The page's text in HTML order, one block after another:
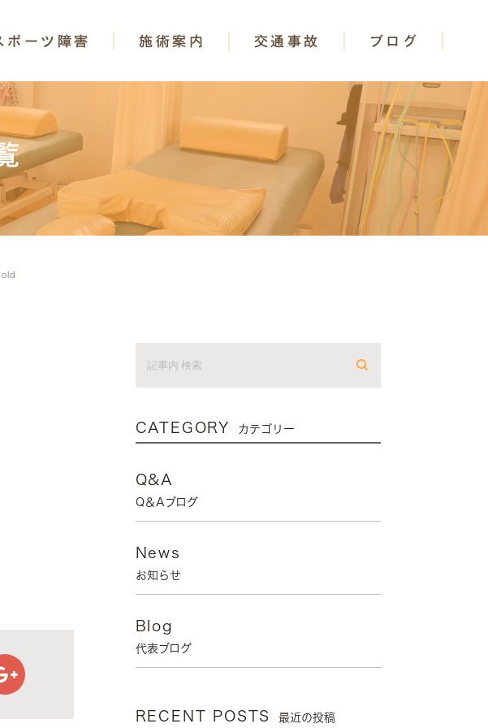
ポーツ障害 施術案内 交通事故 ブログ
CATEGORY カテゴリー
Q&A
Q＆Aブログ
News
お知らせ
Blog
代表ブログ
RECENT POSTS 最近の投稿